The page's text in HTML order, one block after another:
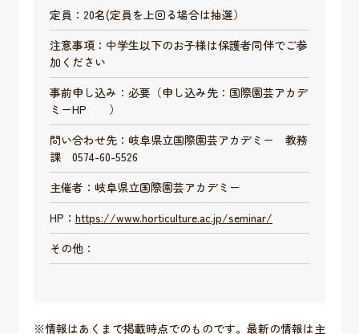
定員：20名(定員を上回る場合は抽選）
注意事項：中学生以下のお子様は保護者同伴でご参
加ください
事前申し込み：必要（申し込み先：国際園芸アカデ
ミーHP ）
問い合わせ先：岐阜県立国際園芸アカデミー 教務
課 0574-60-5526
主催者：岐阜県立国際園芸アカデミー
HP： https://www.horticulture.ac.jp/seminar/
その他：
※情報はあくまで掲載時点でのものです。最新の情報は主